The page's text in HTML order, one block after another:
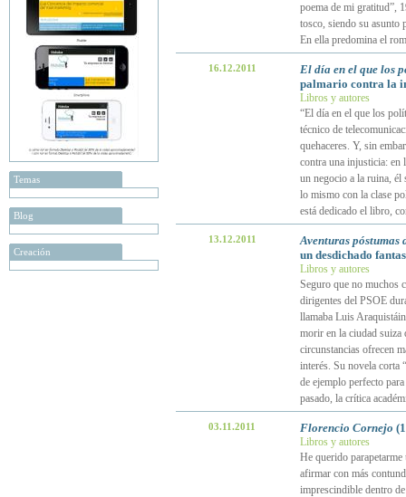
Temas
Blog
Creación
poema de mi gratitud”,
tosco, siendo su asunto
En ella predomina el
16.12.2011
El día en el que los
palmario contra la
Libros y autores
“El día en el que los
técnico de
quehaceres. Y, sin
contra una injusticia: en
un negocio a la ruina, él
lo mismo con la clase
está dedicado el libro,
13.12.2011
Aventuras
un desdichado
Libros y autores
Seguro que no muchos
dirigentes del PSOE
llamaba Luis
morir en la ciudad suiza
circunstancias ofrecen
interés. Su novela corta
de ejemplo perfecto
pasado, la crítica
03.11.2011 Florencio Cornejo
Libros y autores
He querido
afirmar con más
imprescindible dentro